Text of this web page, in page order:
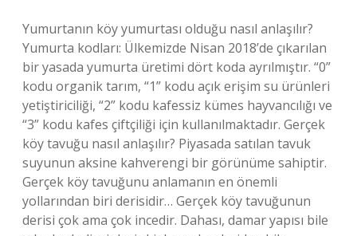
Yumurtanın köy yumurtası olduğu nasıl anlaşılır?
Yumurta kodları: Ülkemizde Nisan 2018’de çıkarılan
bir yasada yumurta üretimi dört koda ayrılmıştır. “0”
kodu organik tarım, “1” kodu açık erişim su ürünleri
yetiştiriciliği, “2” kodu kafessiz kümes hayvancılığı ve
“3” kodu kafes çiftçiliği için kullanılmaktadır. Gerçek
köy tavuğu nasıl anlaşılır? Piyasada satılan tavuk
suyunun aksine kahverengi bir görünüme sahiptir.
Gerçek köy tavuğunu anlamanın en önemli
yollarından biri derisidir… Gerçek köy tavuğunun
derisi çok ama çok incedir. Dahası, damar yapısı bile